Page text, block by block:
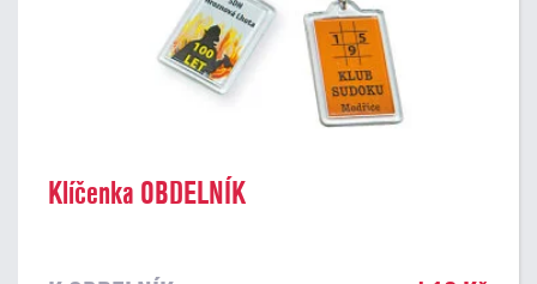
Klíčenka OBDELNÍK